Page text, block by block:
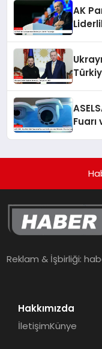
AK
Reklam & İşbirliği:
Hakkımızda
İletişimKünye